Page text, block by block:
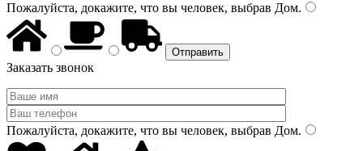
Пожалуйста, докажите, что вы человек, выбрав Дом.
Заказать звонок
Пожалуйста, докажите, что вы человек, выбрав Дом.